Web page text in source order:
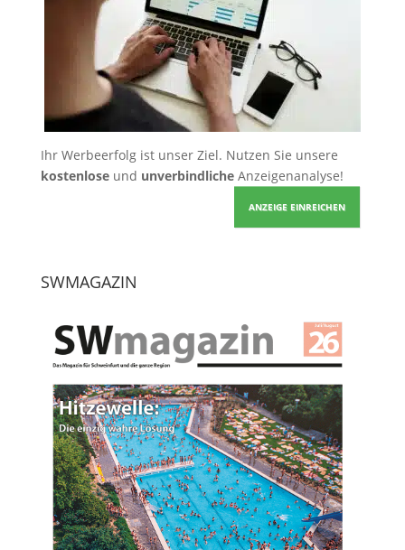
Ihr Werbeerfolg ist unser Ziel. Nutzen Sie unsere
kostenloseund unverbindlicheAnzeigenanalyse!
ANZEIGE EINREICHEN
SWMAGAZIN